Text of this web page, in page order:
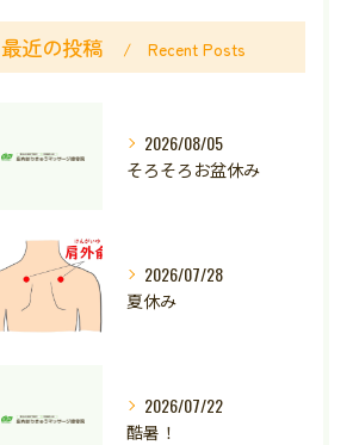
最近の投稿 Recent Posts
2026/08/05
そろそろお盆休み
2026/07/28
夏休み
2026/07/22
酷暑！